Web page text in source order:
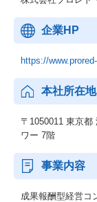
企業HP
https://
本社所在地
〒1050011 東京都
ワー 7階
事業内容
成果報酬型経営コ